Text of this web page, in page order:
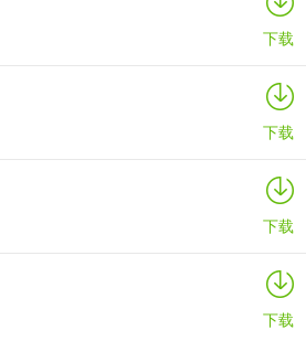
。虽然圣骑拥有这三个超强的辅助技能，
下载
下载
下载
下载